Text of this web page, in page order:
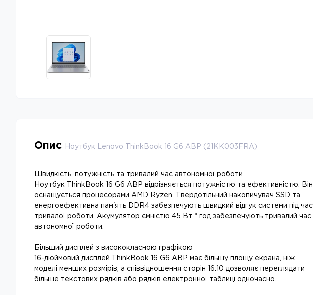
Опис Ноутбук Lenovo ThinkBook 16 G6 ABP (21KK003FRA)
Швидкість, потужність та тривалий час автономної роботи
Ноутбук ThinkBook 16 G6 ABP відрізняється потужністю та ефективністю. Він
оснащується процесорами AMD Ryzen. Твердотільний накопичувач SSD та
енергоефективна пам'ять DDR4 забезпечують швидкий відгук системи під час
тривалої роботи. Акумулятор ємністю 45 Вт * год забезпечують тривалий час
автономної роботи.
Більший дисплей з висококласною графікою
16-дюймовий дисплей ThinkBook 16 G6 ABP має більшу площу екрана, ніж
моделі менших розмірів, а співвідношення сторін 16:10 дозволяє переглядати
більше текстових рядків або рядків електронної таблиці одночасно.